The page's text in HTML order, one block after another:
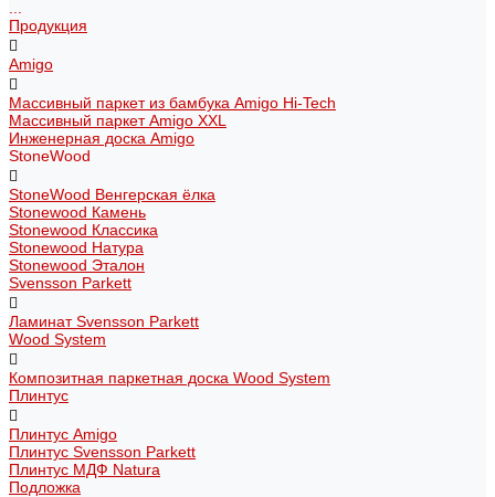
Продукция
Amigo
Массивный паркет из бамбука Amigo Hi-Tech
Массивный паркет Amigo XXL
Инженерная доска Amigo
StoneWood
StoneWood Венгерская ёлка
Stonewood Камень
Stonewood Классика
Stonewood Натура
Stonewood Эталон
Svensson Parkett
Ламинат Svensson Parkett
Wood System
Композитная паркетная доска Wood System
Плинтус
Плинтус Amigo
Плинтус Svensson Parkett
Плинтус МДФ Natura
Подложка